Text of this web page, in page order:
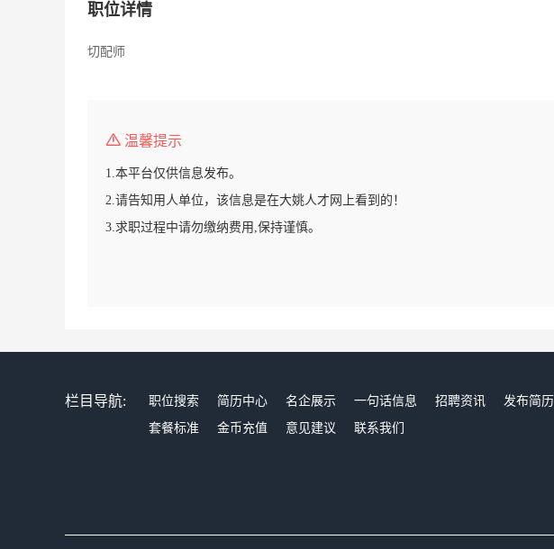
职位详情
切配师
温馨提示
1.本平台仅供信息发布。
2.请告知用人单位，该信息是在大姚人才网上看到的！
3.求职过程中请勿缴纳费用,保持谨慎。
栏目导航: 职位搜索 简历中心 名企展示 一句话信息 招聘资讯 发布简历
套餐标准
金币充值 意见建议 联系我们